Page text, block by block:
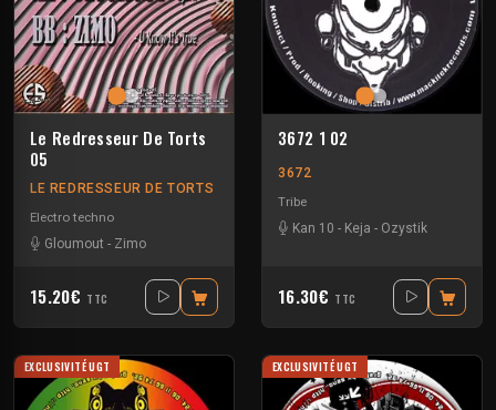
Le Redresseur De Torts
05
LE REDRESSEUR DE TORTS
Electro techno
Gloumout - Zimo
15.20€ TTC
3672 1 02
3672
Tribe
Kan 10 - Keja - Ozystik
16.30€ TTC
EXCLUSIVITÉ UGT EXCLUSIVITÉ UGT